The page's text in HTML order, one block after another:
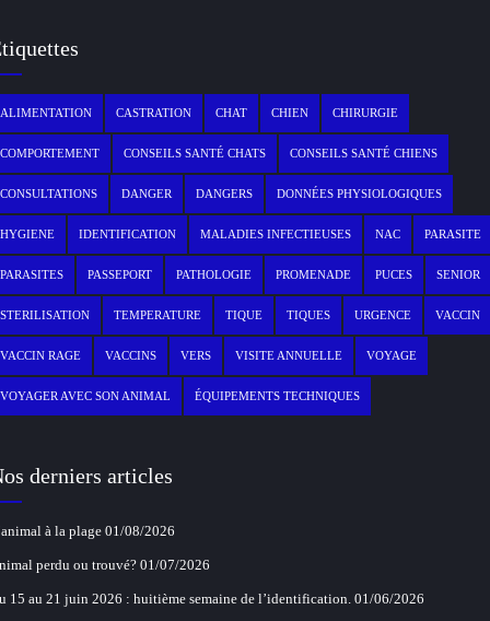
ALIMENTATION CASTRATION CHAT CHIEN CHIRURGIE
COMPORTEMENT CONSEILS SANTÉ CHATS CONSEILS SANTÉ CHIENS
CONSULTATIONS DANGER DANGERS DONNÉES PHYSIOLOGIQUES
HYGIENE IDENTIFICATION MALADIES INFECTIEUSES NAC PARASITE
PARASITES PASSEPORT PATHOLOGIE PROMENADE PUCES SENIOR
STERILISATION TEMPERATURE TIQUE TIQUES URGENCE VACCIN
VACCIN RAGE VACCINS VERS VISITE ANNUELLE VOYAGE
VOYAGER AVEC SON ANIMAL ÉQUIPEMENTS TECHNIQUES
derniers articles
à la plage 01/08/2026
perdu ou trouvé? 01/07/2026
15 au 21 juin 2026 : huitième semaine de l’identification. 01/06/2026